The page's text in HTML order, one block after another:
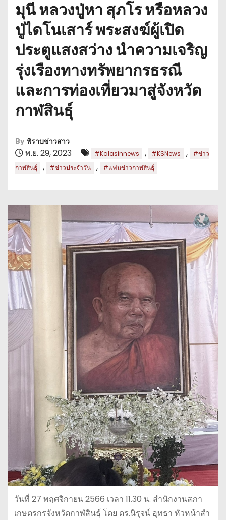
มุนี หลวงปู่หา สุภโร หรือหลวง
ปู่ไดโนเสาร์ พระสงฆ์ผู้เปิด
ประตูแสงสว่าง นำความเจริญ
รุ่งเรืองทางทรัพยากรธรณี
และการท่องเที่ยวมาสู่จังหวัด
กาฬสินธุ์
By พิราบข่าวสาว
พ.ย. 29, 2023 #Kalasinnews , #KSNews ,
#ข่าว
กาฬสินธุ์
, #ข่าวประจำวัน , #แฟนข่าวกาฬสินธุ์
วันที่ 27 พฤศจิกายน 2566 เวลา 11.30 น. สำนักงานสภา
เกษตรกรจังหวัดกาฬสินธุ์ โดย ดร.นิรุจน์ อุทธา หัวหน้าสำ